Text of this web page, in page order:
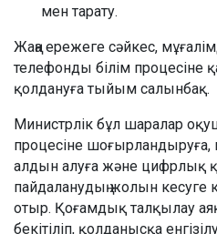
мен тарату.
Жаңа ережеге сәйкес,
телефонды білім процесіне
қолдануға тыйым салынбақ.
Министрлік бұл шаралар
процесіне шоғырландыруға,
алдын алуға және цифрлық
пайдаланудың жолын кесуге
отыр. Қоғамдық талқылау
бекітіліп, қолданысқа